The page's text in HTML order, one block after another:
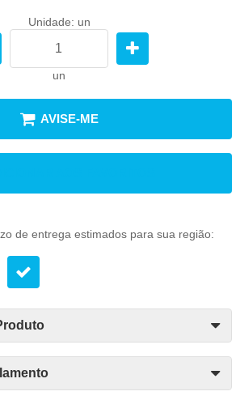
Unidade: un
un
AVISE-ME
de entrega estimados para sua região: